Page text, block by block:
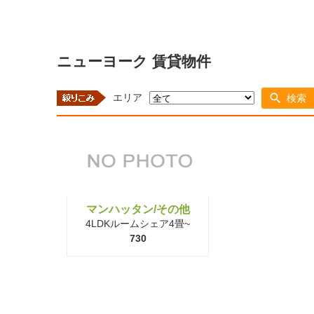
ニューヨーク 賃貸物件
エリア 検索
マンハッタン/その他
4LDKルームシェア4畳~
730